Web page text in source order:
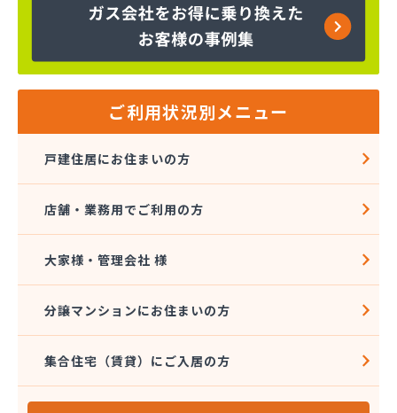
株式会社大進本社
株式会社長栄ガスサービス
株式会社鳥羽
株式会社武重商会 プロパン部
株式会社武重商会 プロパン佐久営業所
株式会社武重商会 松本支店
株式会社北澤商会
株式会社堀内商事
関東ガス株式会社
丸山産業
丸子日通プロパン販売有限会社
宮原酸素株式会社 長野営業所
宮島燃料店
ご利用状況別メニュー
戸建住居にお住まいの方
店舗・業務用でご利用の方
大家様・管理会社 様
分譲マンションにお住まいの方
集合住宅（賃貸）にご入居の方